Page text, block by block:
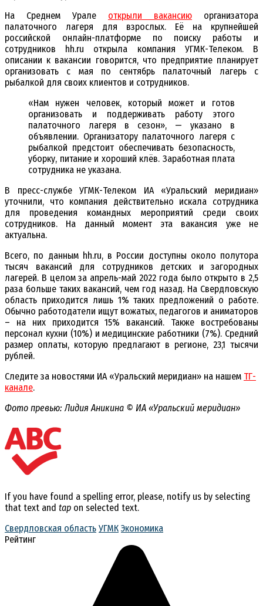
На Среднем Урале открыли вакансию организатора
палаточного лагеря для взрослых. Её на крупнейшей
российской онлайн-платформе по поиску работы и
сотрудников hh.ru открыла компания УГМК-Телеком. В
описании к вакансии говорится, что предприятие планирует
организовать с мая по сентябрь палаточный лагерь с
рыбалкой для своих клиентов и сотрудников.
«Нам нужен человек, который может и готов
организовать и поддерживать работу этого
палаточного лагеря в сезон», — указано в
объявлении. Организатору палаточного лагеря с
рыбалкой предстоит обеспечивать безопасность,
уборку, питание и хороший клёв. Заработная плата
сотрудника не указана.
В пресс-службе УГМК-Телеком ИА «Уральский меридиан»
уточнили, что компания действительно искала сотрудника
для проведения командных мероприятий среди своих
сотрудников. На данный момент эта вакансия уже не
актуальна.
Всего, по данным hh.ru, в России доступны около полутора
тысяч вакансий для сотрудников детских и загородных
лагерей. В целом за апрель-май 2022 года было открыто в 2,5
раза больше таких вакансий, чем год назад. На Свердловскую
область приходится лишь 1% таких предложений о работе.
Обычно работодатели ищут вожатых, педагогов и аниматоров
– на них приходится 15% вакансий. Также востребованы
персонал кухни (10%) и медицинские работники (7%). Средний
размер оплаты, которую предлагают в регионе, 23,1 тысячи
рублей.
Следите за новостями ИА «Уральский меридиан» на нашем ТГ-
канале.
Фото превью: Лидия Аникина © ИА «Уральский меридиан»
If you have found a spelling error, please, notify us by selecting
that text and tap on selected text.
Свердловская область УГМК Экономика
Рейтинг